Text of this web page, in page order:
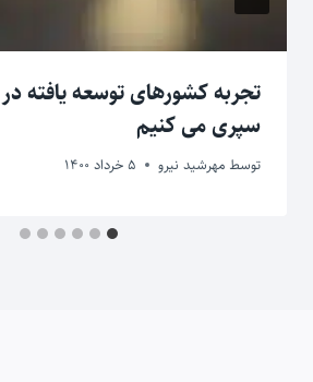
سپری می کنیم
توسط مهرشید نیرو 5 خرداد 1400